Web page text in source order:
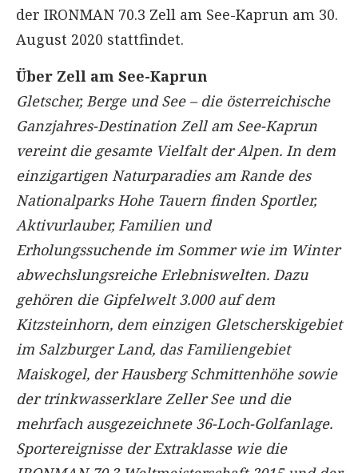
der IRONMAN 70.3 Zell am See-Kaprun am 30.
August 2020 stattfindet.
Über Zell am See-Kaprun
Gletscher, Berge und See – die österreichische
Ganzjahres-Destination Zell am See-Kaprun
vereint die gesamte Vielfalt der Alpen. In dem
einzigartigen Naturparadies am Rande des
Nationalparks Hohe Tauern finden Sportler,
Aktivurlauber, Familien und
Erholungssuchende im Sommer wie im Winter
abwechslungsreiche Erlebniswelten. Dazu
gehören die Gipfelwelt 3.000 auf dem
Kitzsteinhorn, dem einzigen Gletscherskigebiet
im Salzburger Land, das Familiengebiet
Maiskogel, der Hausberg Schmittenhöhe sowie
der trinkwasserklare Zeller See und die
mehrfach ausgezeichnete 36-Loch-Golfanlage.
Sportereignisse der Extraklasse wie die